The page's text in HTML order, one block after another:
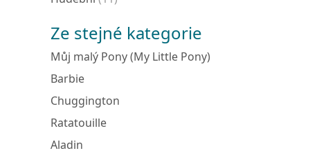
Ze stejné kategorie
Můj malý Pony (My Little Pony)
Barbie
Chuggington
Ratatouille
Aladin